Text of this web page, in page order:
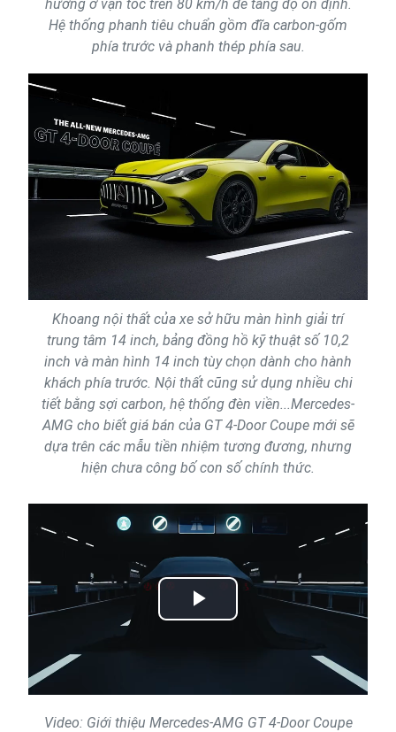
hướng ở vận tốc trên 80 km/h để tăng độ ổn định.
Hệ thống phanh tiêu chuẩn gồm đĩa carbon-gốm
phía trước và phanh thép phía sau.
Khoang nội thất của xe sở hữu màn hình giải trí
trung tâm 14 inch, bảng đồng hồ kỹ thuật số 10,2
inch và màn hình 14 inch tùy chọn dành cho hành
khách phía trước. Nội thất cũng sử dụng nhiều chi
tiết bằng sợi carbon, hệ thống đèn viền...Mercedes-
AMG cho biết giá bán của GT 4-Door Coupe mới sẽ
dựa trên các mẫu tiền nhiệm tương đương, nhưng
hiện chưa công bố con số chính thức.
Play
Video: Giới thiệu Mercedes-AMG GT 4-Door Coupe